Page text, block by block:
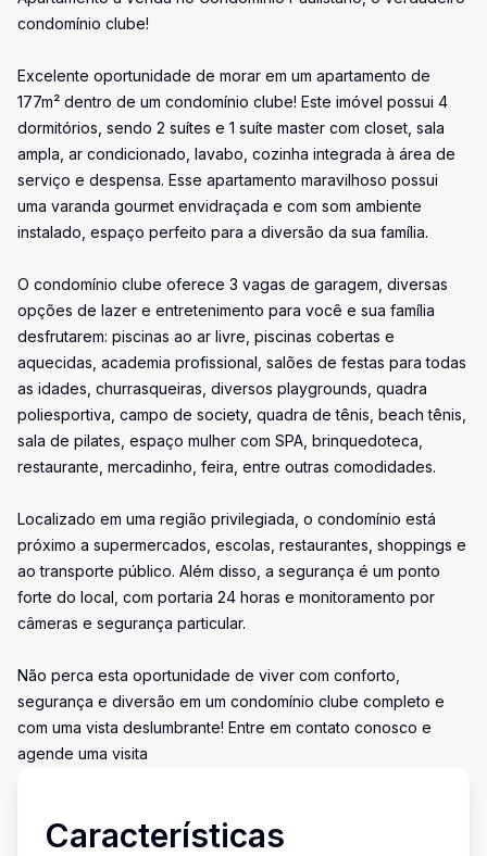
condomínio clube!
Excelente oportunidade de morar em um apartamento de
177m² dentro de um condomínio clube! Este imóvel possui 4
dormitórios, sendo 2 suítes e 1 suíte master com closet, sala
ampla, ar condicionado, lavabo, cozinha integrada à área de
serviço e despensa. Esse apartamento maravilhoso possui
uma varanda gourmet envidraçada e com som ambiente
instalado, espaço perfeito para a diversão da sua família.
O condomínio clube oferece 3 vagas de garagem, diversas
opções de lazer e entretenimento para você e sua família
desfrutarem: piscinas ao ar livre, piscinas cobertas e
aquecidas, academia profissional, salões de festas para todas
as idades, churrasqueiras, diversos playgrounds, quadra
poliesportiva, campo de society, quadra de tênis, beach tênis,
sala de pilates, espaço mulher com SPA, brinquedoteca,
restaurante, mercadinho, feira, entre outras comodidades.
Localizado em uma região privilegiada, o condomínio está
próximo a supermercados, escolas, restaurantes, shoppings e
ao transporte público. Além disso, a segurança é um ponto
forte do local, com portaria 24 horas e monitoramento por
câmeras e segurança particular.
Não perca esta oportunidade de viver com conforto,
segurança e diversão em um condomínio clube completo e
com uma vista deslumbrante! Entre em contato conosco e
agende uma visita
Características